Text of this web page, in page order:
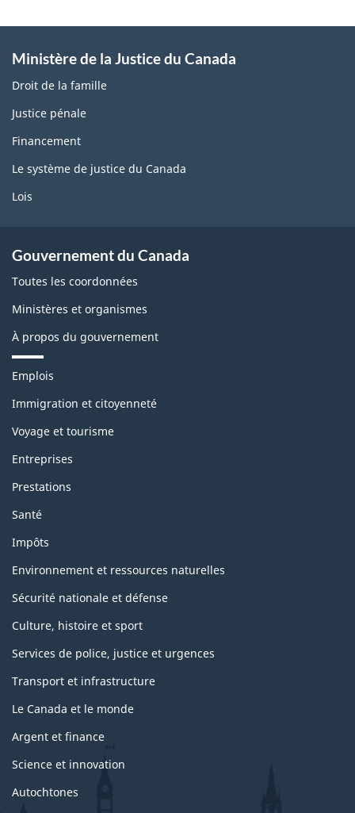
Ministère de la Justice du Canada
Droit de la famille
Justice pénale
Financement
Le système de justice du Canada
Lois
Gouvernement du Canada
Toutes les coordonnées
Ministères et organismes
À propos du gouvernement
T
è
e
e
t
s
u
e
s
Emplois
Immigration et citoyenneté
Voyage et tourisme
Entreprises
Prestations
Santé
Impôts
Environnement et ressources naturelles
Sécurité nationale et défense
Culture, histoire et sport
Services de police, justice et urgences
Transport et infrastructure
Le Canada et le monde
Argent et finance
Science et innovation
Autochtones